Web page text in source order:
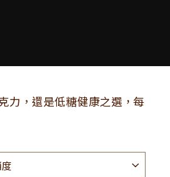
力，還是低糖健康之選，每